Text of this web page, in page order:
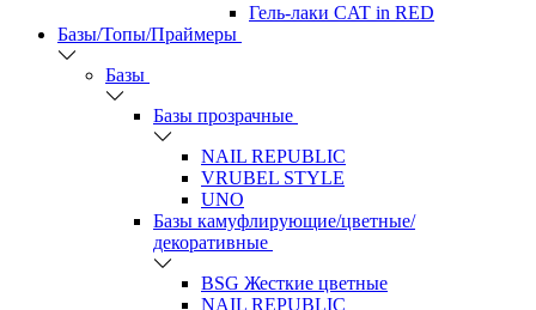
Гель-лаки CAT in RED
Базы/Топы/Праймеры
Базы
Базы прозрачные
NAIL REPUBLIC
VRUBEL STYLE
UNO
Базы камуфлирующие/цветные/
декоративные
BSG Жесткие цветные
NAIL REPUBLIC